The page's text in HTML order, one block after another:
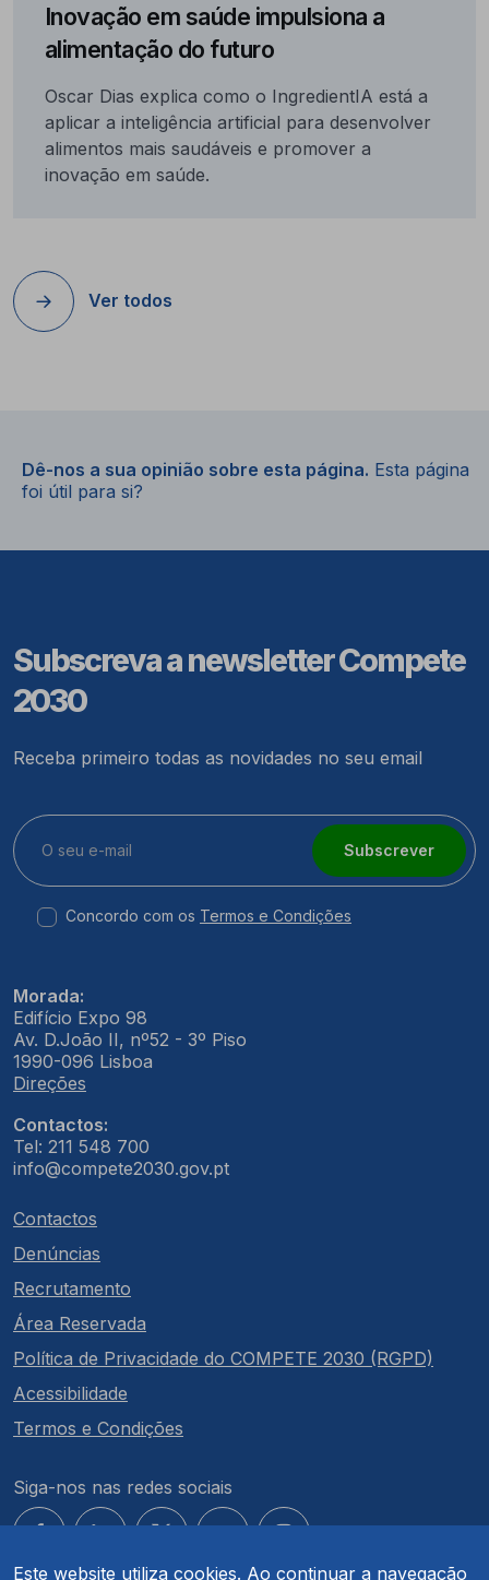
Este website utiliza cookies. Ao continuar a navegação
Inovação em saúde impulsiona a
alimentação do futuro
Oscar Dias explica como o IngredientIA está a
aplicar a inteligência artificial para desenvolver
alimentos mais saudáveis e promover a
inovação em saúde.
Ver todos
Dê-nos a sua opinião sobre esta página. Esta página
foi útil para si?
Subscreva a newsletter Compete
2030
Receba primeiro todas as novidades no seu email
Subscrever
Concordo com os Termos e Condições
Morada:
Edifício Expo 98
Av. D.João II, nº52 - 3º Piso
1990-096 Lisboa
Direções
Contactos:
Tel: 211 548 700
info@compete2030.gov.pt
Contactos
Denúncias
Recrutamento
Área Reservada
Política de Privacidade do COMPETE 2030 (RGPD)
Acessibilidade
Termos e Condições
Siga-nos nas redes sociais